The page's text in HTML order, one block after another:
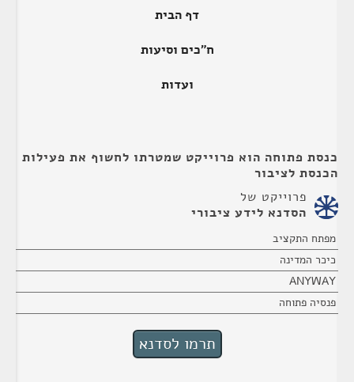
דף הבית
ח"כים וסיעות
ועדות
כנסת פתוחה הוא פרוייקט שמטרתו לחשוף את פעילות
הכנסת לציבור
פרוייקט של
הסדנא לידע ציבורי
מפתח התקציב
כיכר המדינה
ANYWAY
פנסיה פתוחה